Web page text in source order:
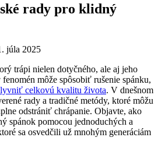
rady pro klidný
júla 2025
trápi nielen dotyčného, ale aj jeho
môže spôsobiť rušenie spánku,
celkovú kvalitu života. ⁣V dnešnom
rady a ‍tradičné metódy, ktoré ⁢môžu
odstrániť​ chrápanie. Objavte, ako
spánok pomocou jednoduchých a
sa osvedčili ⁤už⁣ mnohým generáciám